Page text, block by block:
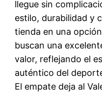
llegue sin
estilo, durabilidad y
tienda en una
buscan una
valor, reflejando el
auténtico del
El empate deja al